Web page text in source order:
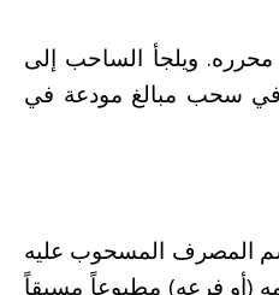
ويلجأ الساحب إلى
في سحب مبالغ مودعة في
المصرف المسحوب عليه
(أو فرعه) مطبوعاً مسبقاً